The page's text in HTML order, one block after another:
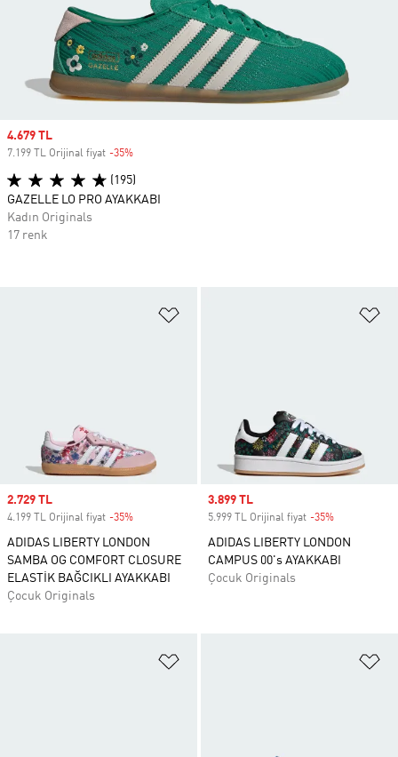
Sale price
2.729 TL
4.199 TL Orijinal fiyat -35%
ADIDAS LIBERTY LONDON
SAMBA OG COMFORT CLOSURE
ELASTİK BAĞCIKLI AYAKKABI
Çocuk Originals
Sale price
3.899 TL
5.999 TL Orijinal fiyat -35%
ADIDAS LIBERTY LONDON
CAMPUS 00's AYAKKABI
Çocuk Originals
Sale price
4.679 TL
7.199 TL Orijinal fiyat -35%
(195)
GAZELLE LO PRO AYAKKABI
Kadın Originals
17 renk